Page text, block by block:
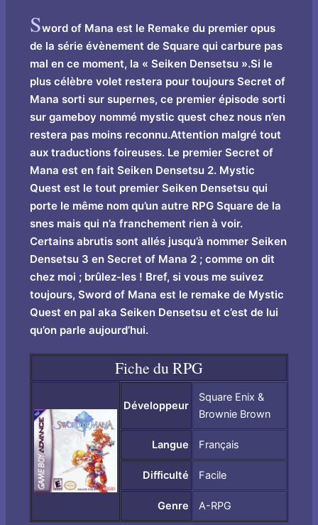
Sword of Mana est le Remake du premier opus
de la série évènement de Square qui carbure pas
mal en ce moment, la « Seiken Densetsu ».Si le
plus célèbre volet restera pour toujours Secret of
Mana sorti sur supernes, ce premier épisode sorti
sur gameboy nommé mystic quest chez nous n’en
restera pas moins reconnu.Attention malgré tout
aux traductions foireuses. Le premier Secret of
Mana est en fait Seiken Densetsu 2. Mystic
Quest est le tout premier Seiken Densetsu qui
porte le même nom qu’un autre RPG Square de la
snes mais qui n’a franchement rien à voir.
Certains abrutis sont allés jusqu’à nommer Seiken
Densetsu 3 en Secret of Mana 2 ; comme o­n dit
chez moi ; brûlez-les ! Bref, si vous me suivez
toujours, Sword of Mana est le remake de Mystic
Quest en pal aka Seiken Densetsu et c’est de lui
qu’on parle aujourd’hui.
Fiche du RPG
Développeur
Square Enix &
Brownie Brown
Langue Français
Difficulté Facile
Genre A-RPG